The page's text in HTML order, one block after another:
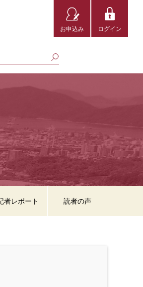
お申込み ログイン
者レポート 読者の声